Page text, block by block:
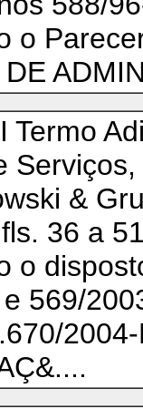
o
Termo
&
36 a
o
569/